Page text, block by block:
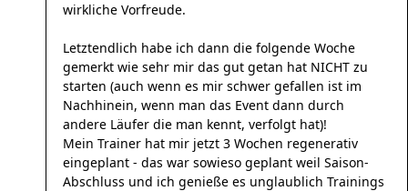
wirkliche Vorfreude.
Letztendlich habe ich dann die folgende Woche
gemerkt wie sehr mir das gut getan hat NICHT zu
starten (auch wenn es mir schwer gefallen ist im
Nachhinein, wenn man das Event dann durch
andere Läufer die man kennt, verfolgt hat)!
Mein Trainer hat mir jetzt 3 Wochen regenerativ
eingeplant - das war sowieso geplant weil Saison-
Abschluss und ich genieße es unglaublich Trainings